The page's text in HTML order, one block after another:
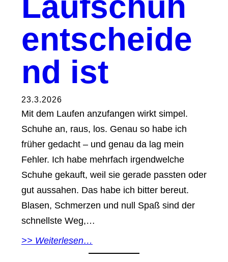
entscheide
nd ist
23.3.2026
Mit dem Laufen anzufangen wirkt simpel.
Schuhe an, raus, los. Genau so habe ich
früher gedacht – und genau da lag mein
Fehler. Ich habe mehrfach irgendwelche
Schuhe gekauft, weil sie gerade passten oder
gut aussahen. Das habe ich bitter bereut.
Blasen, Schmerzen und null Spaß sind der
schnellste Weg,…
>> Weiterlesen…